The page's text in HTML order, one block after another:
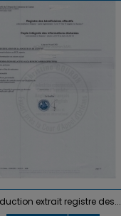
extrait registre des...